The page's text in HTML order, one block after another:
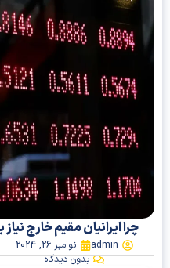
چرا ایرانیان مقیم خارج نیاز
admin
نوامبر 26, 2024
بدون دیدگاه